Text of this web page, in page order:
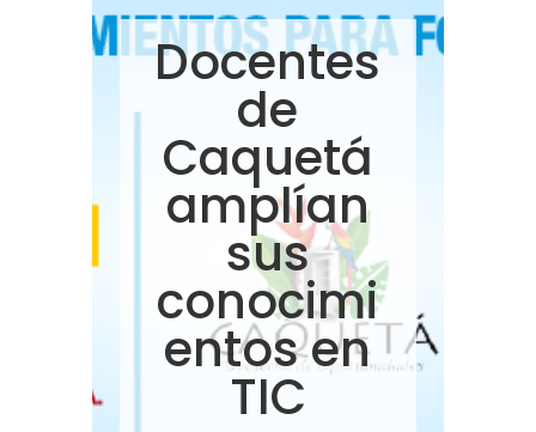
Docentes
de
Caquetá
amplían
sus
conocimi
entos en
TIC